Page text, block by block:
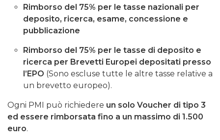
Rimborso del 75% per le tasse nazionali per
deposito, ricerca, esame, concessione e
pubblicazione
Rimborso del 75% per le tasse di deposito e
ricerca per Brevetti Europei depositati presso
l’EPO (Sono escluse tutte le altre tasse relative a
un brevetto europeo).
Ogni PMI può richiedere un solo Voucher di tipo 3
ed essere rimborsata fino a un massimo di 1.500
euro.